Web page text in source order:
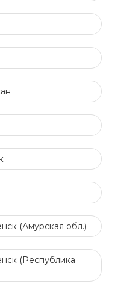
(Амурская обл.)
(Республика